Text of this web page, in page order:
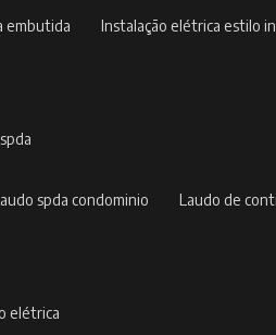
embutida instalação elétrica estilo
laudo spda condominio laudo de
elétrica